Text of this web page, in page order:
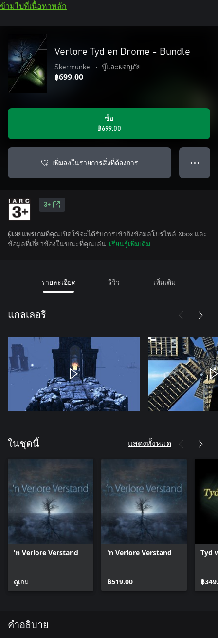
ข้ามไปที่เนื้อหาหลัก
Verlore Tyd en Drome - Bundle
Skermunkel • บู๊และผจญภัย
฿699.00
ซื้อ
฿699.00
เพิ่มลงในรายการสิ่งที่ต้องการ ● ● ●
3+
ผู้เผยแพร่เกมที่คุณเปิดใช้จะได้รับการเข้าถึงข้อมูลโปรไฟล์ Xbox และ
ข้อมูลที่เกี่ยวข้องในขณะที่คุณเล่น เรียนรู้เพิ่มเติม
รายละเอียด รีวิว เพิ่มเติม
แกลเลอรี
ในชุดนี้ แสดงทั้งหมด
'n Verlore Verstand
ดูเกม
'n Verlore Verstand
฿519.00
Tyd
฿
คำอธิบาย